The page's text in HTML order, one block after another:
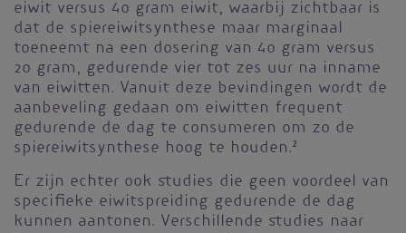
eiwit versus 40 gram eiwit, waarbij zichtbaar is
dat de spiereiwitsynthese maar marginaal
toeneemt na een dosering van 40 gram versus
20 gram, gedurende vier tot zes uur na inname
van eiwitten. Vanuit deze bevindingen wordt de
aanbeveling gedaan om eiwitten frequent
gedurende de dag te consumeren om zo de
spiereiwitsynthese hoog te houden.2
Er zijn echter ook studies die geen voordeel van
specifieke eiwitspreiding gedurende de dag
kunnen aantonen. Verschillende studies naar